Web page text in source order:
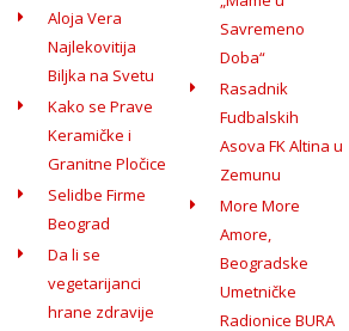
Aloja Vera
Najlekovitija
Biljka na Svetu
Kako se Prave
Keramičke i
Granitne Pločice
Selidbe Firme
Beograd
Da li se
vegetarijanci
hrane zdravije
Savremeno
Doba“
Rasadnik
Fudbalskih
Asova FK Altina u
Zemunu
More More
Amore,
Beogradske
Umetničke
Radionice BURA